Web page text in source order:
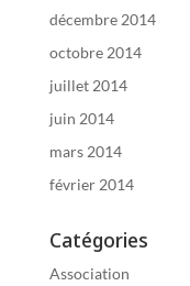
décembre 2014
octobre 2014
juillet 2014
juin 2014
mars 2014
février 2014
Catégories
Association